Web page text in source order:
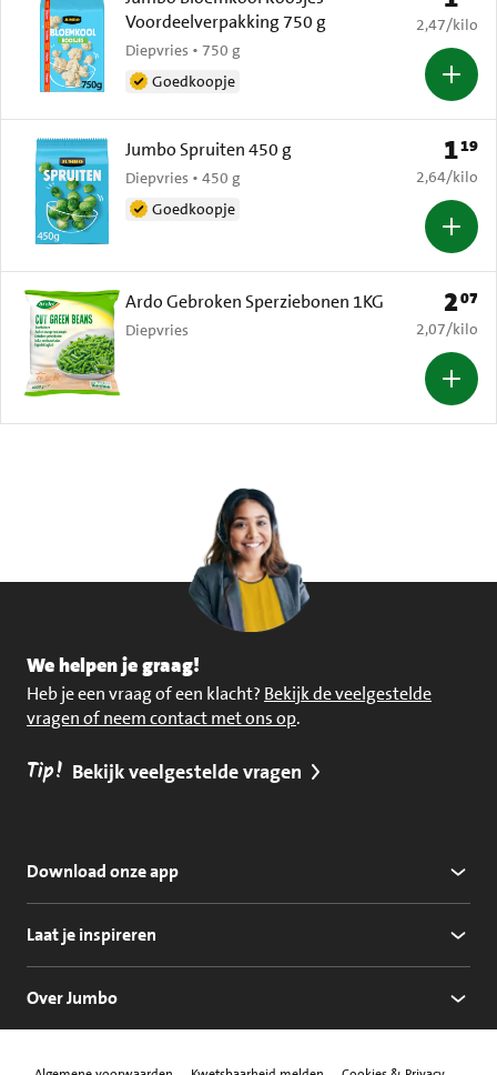
Voordeelverpakking 750 g
Diepvries • 750 g
Goedkoopje
€ 2,47 per
2,47/kilo
Jumbo Spruiten 450 g
Diepvries • 450 g
Goedkoopje
Prijs:
119
€ 2,64 per
2,64/kilo
Ardo Gebroken Sperziebonen 1KG
Diepvries
Prijs:
207
€ 2,07 per
2,07/kilo
We helpen je graag!
Heb je een vraag of een klacht? Bekijk de veelgestelde
vragen of neem contact met ons op.
Tip! Bekijk veelgestelde vragen
Download onze app
Laat je inspireren
Over Jumbo